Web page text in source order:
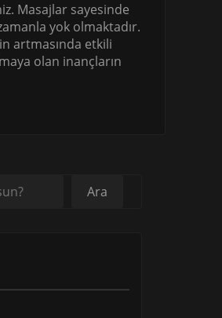
Masajlar sayesinde
yok olmaktadır.
artmasında etkili
olan inançların
Ara